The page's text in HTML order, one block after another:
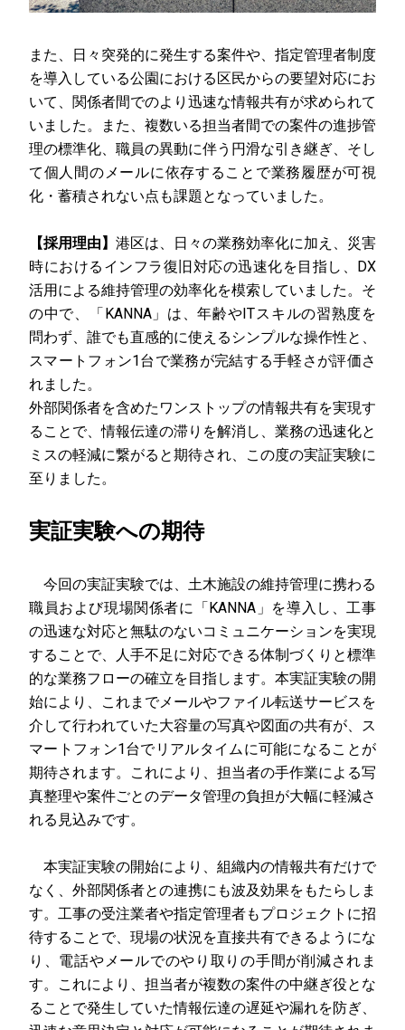
また、日々突発的に発生する案件や、指定管理者制度
を導入している公園における区民からの要望対応にお
いて、関係者間でのより迅速な情報共有が求められて
いました。また、複数いる担当者間での案件の進捗管
理の標準化、職員の異動に伴う円滑な引き継ぎ、そし
て個人間のメールに依存することで業務履歴が可視
化・蓄積されない点も課題となっていました。
【採用理由】 港区は、日々の業務効率化に加え、災害
時におけるインフラ復旧対応の迅速化を目指し、DX
活用による維持管理の効率化を模索していました。そ
の中で、「KANNA」は、年齢やITスキルの習熟度を
問わず、誰でも直感的に使えるシンプルな操作性と、
スマートフォン1台で業務が完結する手軽さが評価さ
れました。
外部関係者を含めたワンストップの情報共有を実現す
ることで、情報伝達の滞りを解消し、業務の迅速化と
ミスの軽減に繋がると期待され、この度の実証実験に
至りました。
実証実験への期待
今回の実証実験では、土木施設の維持管理に携わる
職員および現場関係者に「KANNA」を導入し、工事
の迅速な対応と無駄のないコミュニケーションを実現
することで、人手不足に対応できる体制づくりと標準
的な業務フローの確立を目指します。本実証実験の開
始により、これまでメールやファイル転送サービスを
介して行われていた大容量の写真や図面の共有が、ス
マートフォン1台でリアルタイムに可能になることが
期待されます。これにより、担当者の手作業による写
真整理や案件ごとのデータ管理の負担が大幅に軽減さ
れる見込みです。
本実証実験の開始により、組織内の情報共有だけで
なく、外部関係者との連携にも波及効果をもたらしま
す。工事の受注業者や指定管理者もプロジェクトに招
待することで、現場の状況を直接共有できるようにな
り、電話やメールでのやり取りの手間が削減されま
す。これにより、担当者が複数の案件の中継ぎ役とな
ることで発生していた情報伝達の遅延や漏れを防ぎ、